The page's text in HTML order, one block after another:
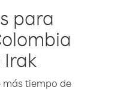
para
Irak
más tiempo de